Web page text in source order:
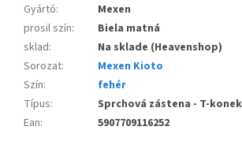
Gyártó:
Mexen
prosil szín:
Biela matná
sklad:
Na sklade (Heavenshop)
Sorozat:
Mexen Kioto
Szín:
fehér
Típus:
Sprchová zástena - T-
Ean: 5907709116252